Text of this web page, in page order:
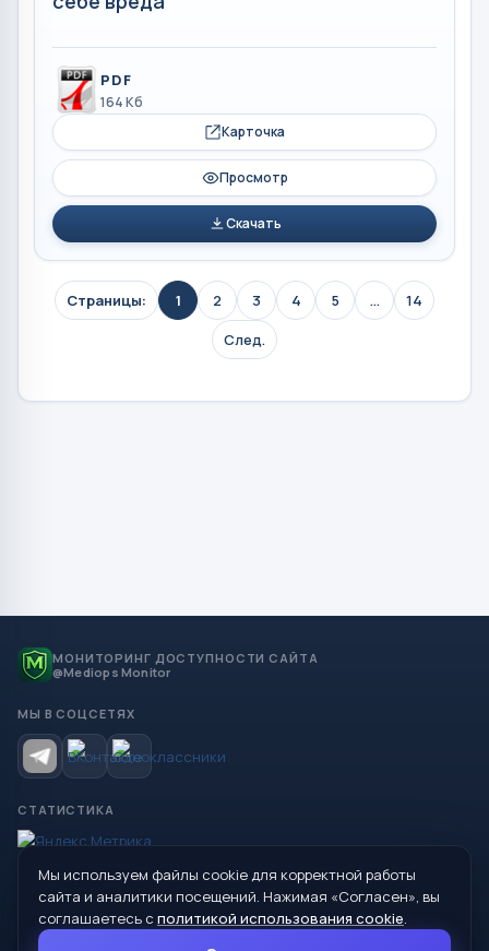
PDF
164 Кб
Карточка
Просмотр
Скачать
Страницы: 1 2 3 4 5 ...
14
След.
МОНИТОРИНГ ДОСТУПНОСТИ САЙТА
@Mediops Monitor
МЫ В СОЦСЕТЯХ
СТАТИСТИКА
© 2026 Управление образования Администрации МО
Сухой Лог
624800, Свердловская область, г. Сухой Лог, ул. Кирова, дом 7
Мы используем файлы cookie для корректной работы
сайта и аналитики посещений. Нажимая «Согласен», вы
соглашаетесь с политикой использования cookie.